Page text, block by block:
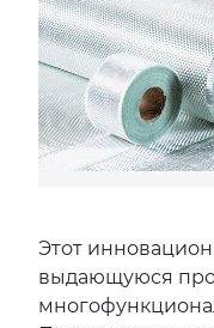
Этот
выдающуюся